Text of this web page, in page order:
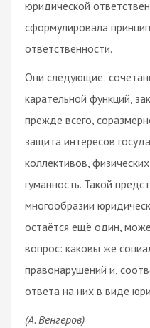
юридической
сформулировала
ответственности.
Они следующие:
карательной функций,
прежде всего,
защита интересов
коллективов,
гуманность. Такой
многообразии
остаётся ещё один,
вопрос: каковы же
правонарушений и,
ответа на них в виде
(А. Венгеров)